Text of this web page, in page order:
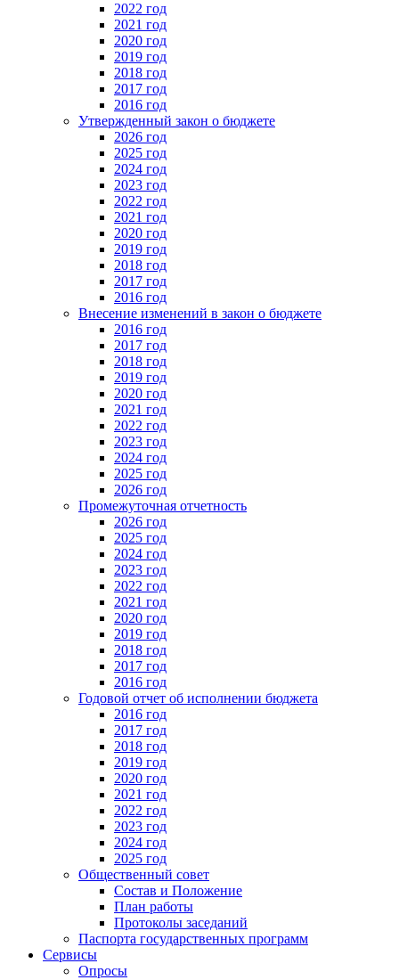
2022 год
2021 год
2020 год
2019 год
2018 год
2017 год
2016 год
Утвержденный закон о бюджете
2026 год
2025 год
2024 год
2023 год
2022 год
2021 год
2020 год
2019 год
2018 год
2017 год
2016 год
Внесение изменений в закон о бюджете
2016 год
2017 год
2018 год
2019 год
2020 год
2021 год
2022 год
2023 год
2024 год
2025 год
2026 год
Промежуточная отчетность
2026 год
2025 год
2024 год
2023 год
2022 год
2021 год
2020 год
2019 год
2018 год
2017 год
2016 год
Годовой отчет об исполнении бюджета
2016 год
2017 год
2018 год
2019 год
2020 год
2021 год
2022 год
2023 год
2024 год
2025 год
Общественный совет
Состав и Положение
План работы
Протоколы заседаний
Паспорта государственных программ
Сервисы
Опросы